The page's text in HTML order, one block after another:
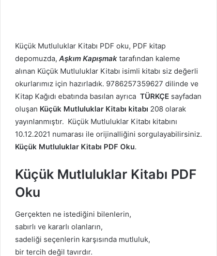
Küçük Mutluluklar Kitabı PDF oku, PDF kitap
depomuzda, Aşkım Kapışmak tarafından kaleme
alınan Küçük Mutluluklar Kitabı isimli kitabı siz değerli
okurlarımız için hazırladık. 9786257359627 dilinde ve
Kitap Kağıdı ebatında basılan ayrıca TÜRKÇE sayfadan
oluşan Küçük Mutluluklar Kitabı kitabı 208 olarak
yayınlanmıştır. Küçük Mutluluklar Kitabı kitabını
10.12.2021 numarası ile orijinalliğini sorgulayabilirsiniz.
Küçük Mutluluklar Kitabı PDF Oku.
Küçük Mutluluklar Kitabı PDF
Oku
Gerçekten ne istediğini bilenlerin,
sabırlı ve kararlı olanların,
sadeliği seçenlerin karşısında mutluluk,
bir tercih değil tavırdır.